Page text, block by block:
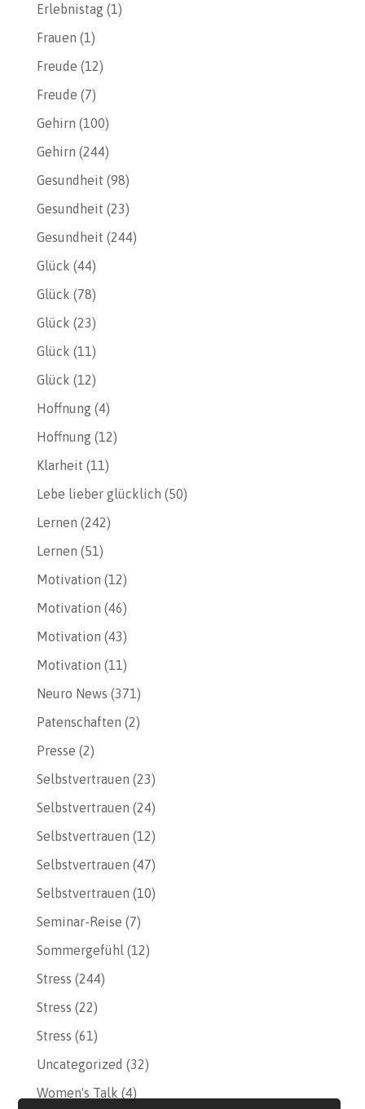
Erlebnistag(1)
Frauen (1)
Freude (12)
Freude (7)
Gehirn (100)
Gehirn (244)
Gesundheit (98)
Gesundheit (23)
Gesundheit (244)
Glück (44)
Glück (78)
Glück (23)
Glück (11)
Glück (12)
Hoffnung(4)
Hoffnung(12)
Klarheit (11)
Lebe lieber glücklich (50)
Lernen (242)
Lernen (51)
Motivation (12)
Motivation (46)
Motivation (43)
Motivation (11)
Neuro News (371)
Patenschaften (2)
Presse (2)
Selbstvertrauen (23)
Selbstvertrauen (24)
Selbstvertrauen (12)
Selbstvertrauen (47)
Selbstvertrauen (10)
Seminar-Reise (7)
Sommergefühl (12)
Stress (244)
Stress (22)
Stress (61)
Uncategorized (32)
Women's Talk (4)